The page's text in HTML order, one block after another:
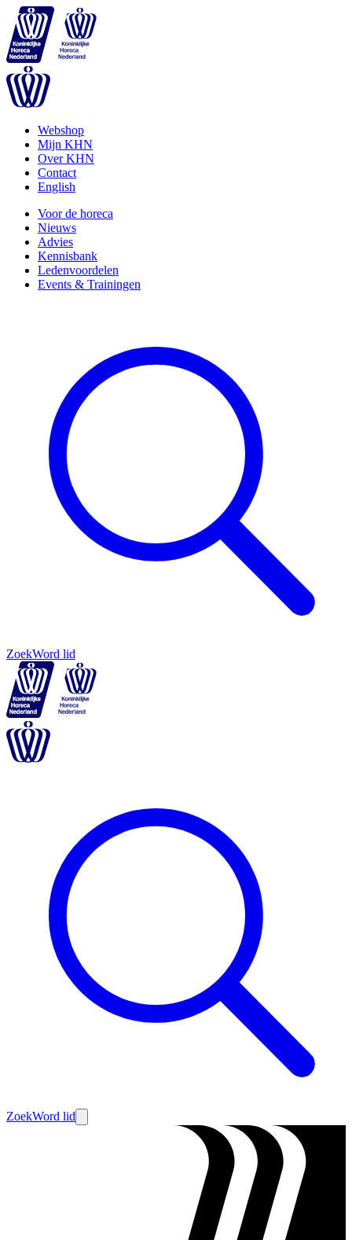
Webshop
Mijn KHN
Over KHN
Contact
English
Voor de horeca
Nieuws
Advies
Kennisbank
Ledenvoordelen
Events & Trainingen
ZoekWord lid
ZoekWord lid